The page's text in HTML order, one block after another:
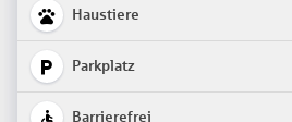
Haustiere
Parkplatz
Barrierefrei